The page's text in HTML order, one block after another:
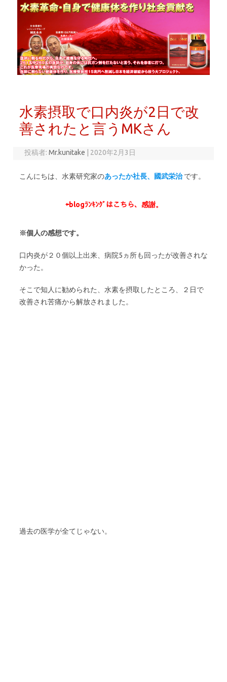
水素摂取で口内炎が2日で改
善されたと言うMKさん
投稿者:Mr.kunitake 2020年2月3日
こんにちは、水素研究家のあったか社長、國武栄治です。
⇦blogﾗﾝｷﾝｸﾞはこちら、感謝。
※個人の感想です。
口内炎が２０個以上出来、病院5ヵ所も回ったが改善されな
かった。
そこで知人に勧められた、水素を摂取したところ、２日で
改善され苦痛から解放されました。
過去の医学が全てじゃない。